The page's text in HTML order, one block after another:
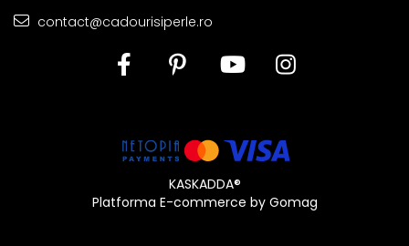
contact@cadourisiperle.ro
KASKADDA®
Platforma E-commerce by Gomag